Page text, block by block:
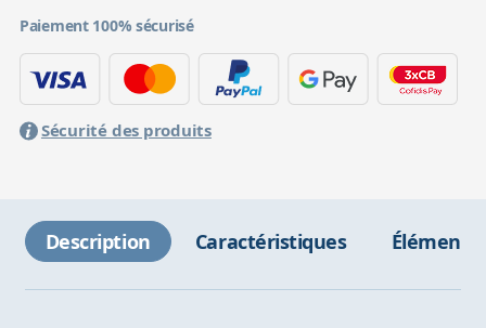
Paiement 100% sécurisé
Sécurité des produits
Description Caractéristiques Éléments